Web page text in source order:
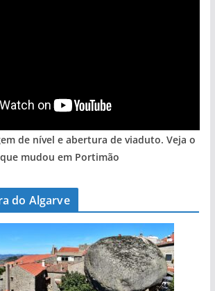
de nível e abertura de viaduto. Veja o
que mudou em Portimão
do Algarve